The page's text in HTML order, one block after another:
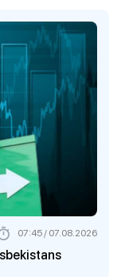
07:45 / 07.08.2026